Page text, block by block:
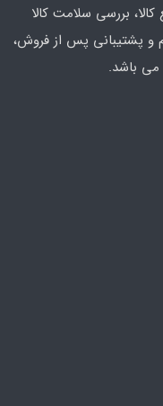
بررسی سلامت کالا
و پشتیبانی پس از فروش،
می باشد.